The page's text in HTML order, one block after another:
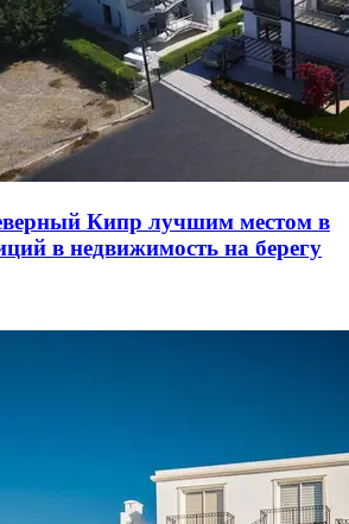
Кипр лучшим местом в
в недвижимость на берегу